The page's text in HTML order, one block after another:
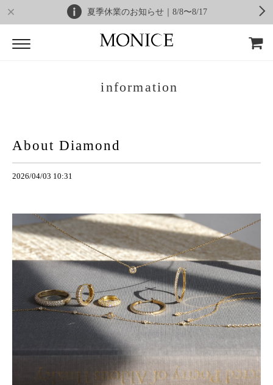
夏季休業のお知らせ｜8/8〜8/17
information
About Diamond
2026/04/03 10:31